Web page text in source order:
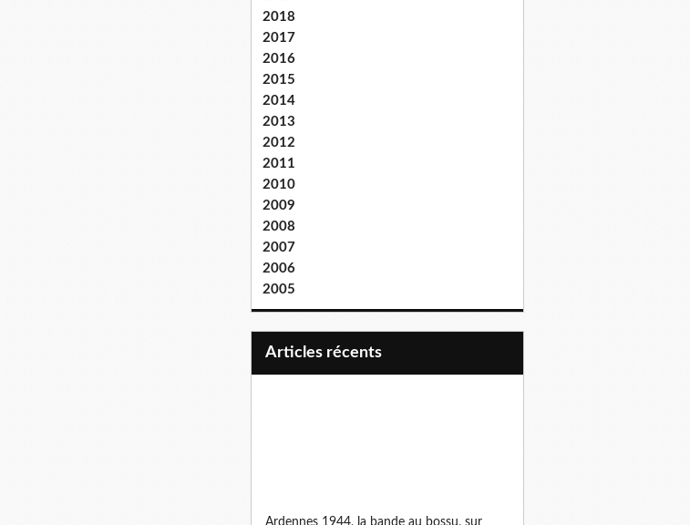
2018
2017
2016
2015
2014
2013
2012
2011
2010
2009
2008
2007
2006
2005
articles récents
ardennes 1944, la bande au bossu, sur